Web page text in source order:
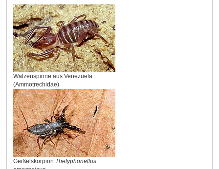
Walzenspinne aus Venezuela
(Ammotrechidae)
Geißelskorpion Thelyphonellus